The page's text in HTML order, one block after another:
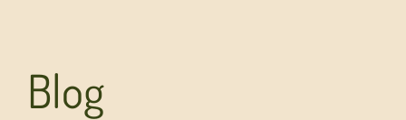
Blog